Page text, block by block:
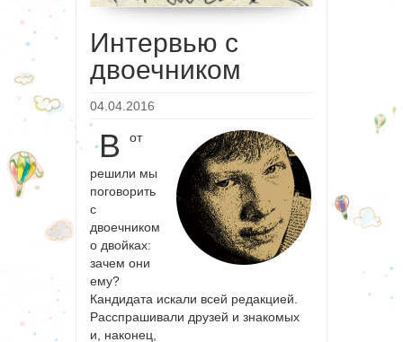
Интервью с
двоечником
04.04.2016
В от
решили мы
поговорить
с
двоечником
о двойках:
зачем они
ему?
Кандидата искали всей редакцией.
Расспрашивали друзей и знакомых
и, наконец,